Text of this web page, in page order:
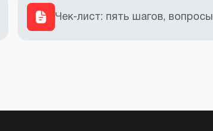
Чек-лист: пять шагов, вопросы